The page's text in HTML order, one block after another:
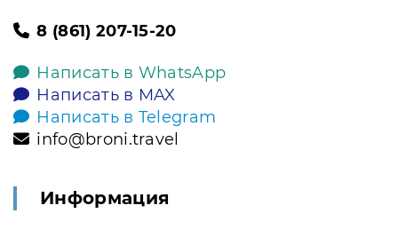
8 (861) 207-15-20
Написать в WhatsApp
Написать в MAX
Написать в Telegram
info@broni.travel
Информация